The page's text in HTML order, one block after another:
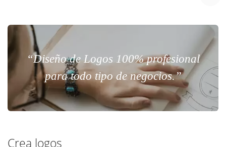
“Diseño de Logos 100% profesional
para todo tipo de negocios.”
Crea logos